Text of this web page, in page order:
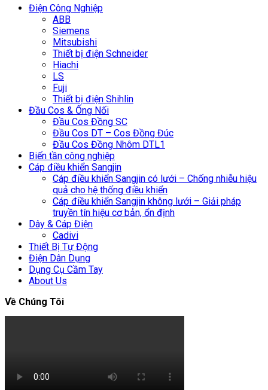
Điện Công Nghiệp
ABB
Siemens
Mitsubishi
Thiết bị điện Schneider
Hiachi
LS
Fuji
Thiết bị điện Shihlin
Đầu Cos & Ống Nối
Đầu Cos Đồng SC
Đầu Cos DT – Cos Đồng Đúc
Đầu Cos Đồng Nhôm DTL1
Biến tần công nghiệp
Cáp điều khiển Sangjin
Cáp điều khiển Sangjin có lưới – Chống nhiễu hiệu
quả cho hệ thống điều khiển
Cáp điều khiển Sangjin không lưới – Giải pháp
truyền tín hiệu cơ bản, ổn định
Dây & Cáp Điện
Cadivi
Thiết Bị Tự Động
Điện Dân Dụng
Dụng Cụ Cầm Tay
About Us
Về Chúng Tôi